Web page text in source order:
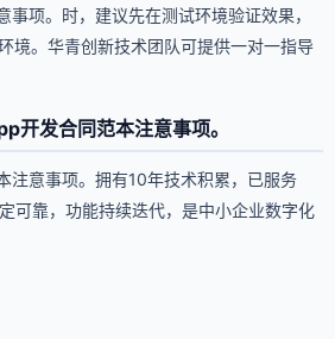
项。时，建议先在测试环境验证效果，
境。华青创新技术团队可提供一对一指导
开发合同范本注意事项。
注意事项。拥有10年技术积累，已服务
可靠，功能持续迭代，是中小企业数字化